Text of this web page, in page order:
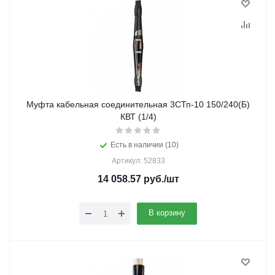
Муфта кабельная соединительная 3СТп-10 150/240(Б)
КВТ (1/4)
Есть в наличии (10)
Артикул: 52833
14 058.57руб./шт
В корзину